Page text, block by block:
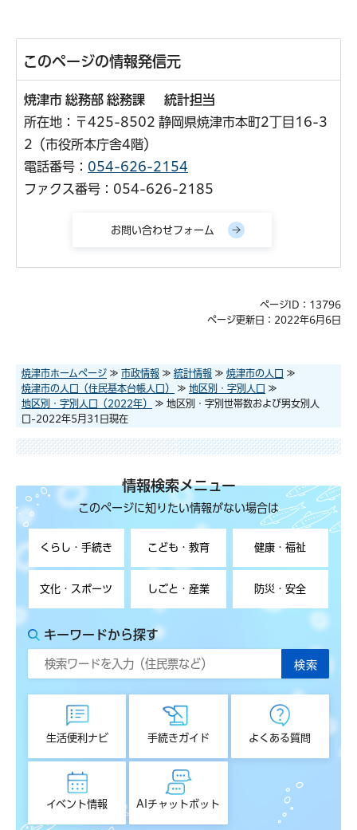
このページの情報発信元
焼津市 総務部 総務課 統計担当
所在地：〒425-8502 静岡県焼津市本町2丁目16-3
2（市役所本庁舎4階）
電話番号： 054-626-2154
ファクス番号：054-626-2185
ページID：13796
ページ更新日：2022年6月6日
焼津市ホームページ ≫ 市政情報 ≫ 統計情報 ≫ 焼津市の人口 ≫
焼津市の人口（住民基本台帳人口）
≫ 地区別・字別人口 ≫
地区別・字別人口（2022年）
≫ 地区別・字別世帯数および男女別人
口-2022年5月31日現在
情報検索メニュー
このページに知りたい情報がない場合は
くらし・手続き こども・教育 健康・福祉
文化・スポーツ しごと・産業 防災・安全
キーワードから探す
生活便利ナビ 手続きガイド よくある質問
イベント情報 AIチャットボット